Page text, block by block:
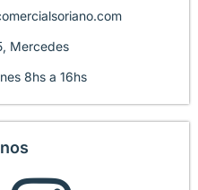
Mercedes
8hs a 16hs